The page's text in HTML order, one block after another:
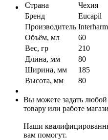
Страна
Чехия
Бренд
Eucapil
Производитель
Объём, мл
60
Вес, гр
210
Длина, мм
80
Ширина, мм
185
Высота, мм
80
Вы можете задать
товару или работе
Наши
вам помогут.